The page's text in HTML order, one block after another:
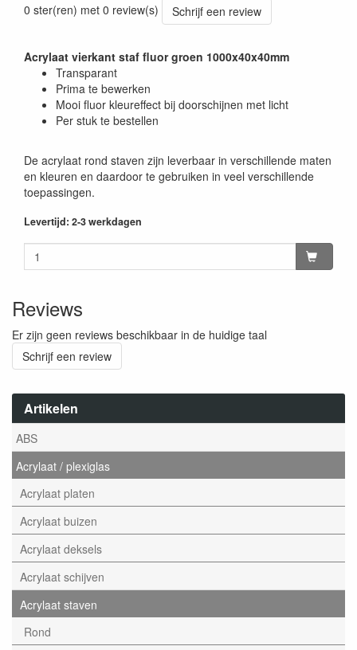
Artikelen
ABS
Acrylaat / plexiglas
Acrylaat platen
Acrylaat buizen
Acrylaat deksels
Acrylaat schijven
Acrylaat staven
Rond
0 ster(ren) met 0 review(s)
Schrijf een review
Acrylaat vierkant staf fluor groen 1000x40x40mm
Transparant
Prima te bewerken
Mooi fluor kleureffect bij doorschijnen met licht
Per stuk te bestellen
De acrylaat rond staven zijn leverbaar in verschillende maten
en kleuren en daardoor te gebruiken in veel verschillende
toepassingen.
Levertijd: 2-3 werkdagen
Reviews
Er zijn geen reviews beschikbaar in de huidige taal
Schrijf een review